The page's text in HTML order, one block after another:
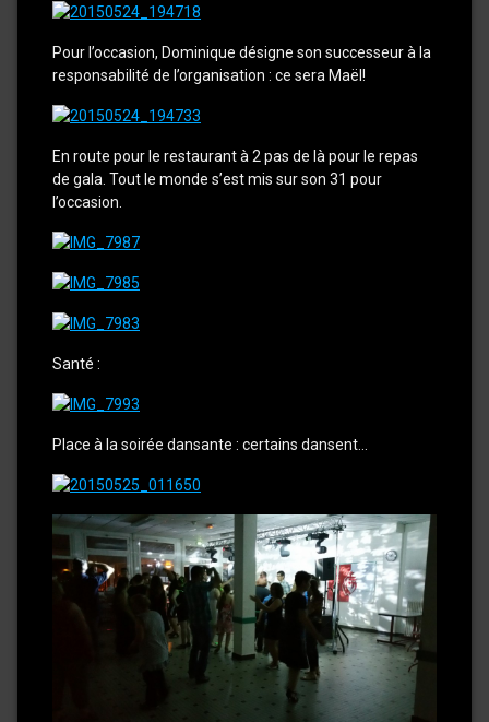
Pour l’occasion, Dominique désigne son successeur à la
responsabilité de l’organisation : ce sera Maël!
En route pour le restaurant à 2 pas de là pour le repas
de gala. Tout le monde s’est mis sur son 31 pour
l’occasion.
Santé :
Place à la soirée dansante : certains dansent…